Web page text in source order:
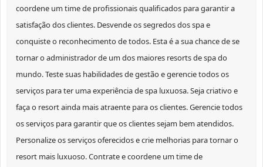
coordene um time de profissionais qualificados para garantir a
satisfação dos clientes. Desvende os segredos dos spa e
conquiste o reconhecimento de todos. Esta é a sua chance de se
tornar o administrador de um dos maiores resorts de spa do
mundo. Teste suas habilidades de gestão e gerencie todos os
serviços para ter uma experiência de spa luxuosa. Seja criativo e
faça o resort ainda mais atraente para os clientes. Gerencie todos
os serviços para garantir que os clientes sejam bem atendidos.
Personalize os serviços oferecidos e crie melhorias para tornar o
resort mais luxuoso. Contrate e coordene um time de